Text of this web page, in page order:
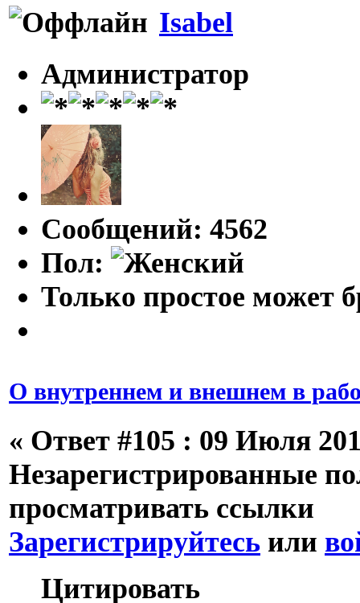
Isabel
Администратор
Сообщений: 4562
Пол:
Только простое может
О внутреннем и внешнем в
« Ответ #105 : 09 Июля
Незарегистрированные
просматривать ссылки
Зарегистрируйтесь или
Цитировать